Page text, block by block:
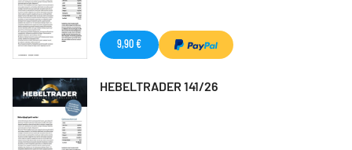
9,90 €
HEBELTRADER 141/26